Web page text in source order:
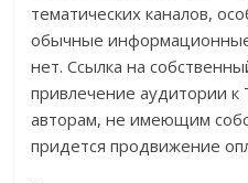
тематических каналов,
обычные
нет. Ссылка на
привлечение аудитории к
авторам, не имеющим
придется продвижение